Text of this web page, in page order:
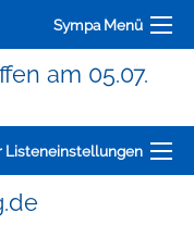
Sympa Menü
am 05.07.
Listeneinstellungen